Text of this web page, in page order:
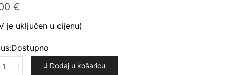
€
je uključen u cijenu)
Dostupno
Dodaj u košaricu